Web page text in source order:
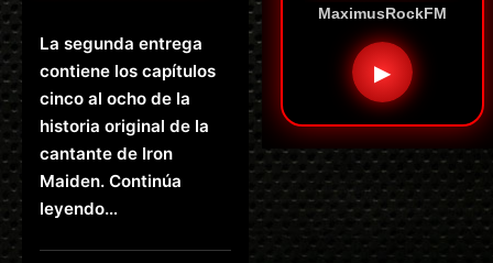
La segunda entrega
contiene los capítulos
cinco al ocho de la
historia original de la
cantante de Iron
Maiden. Continúa
leyendo…
MaximusRockFM
▶